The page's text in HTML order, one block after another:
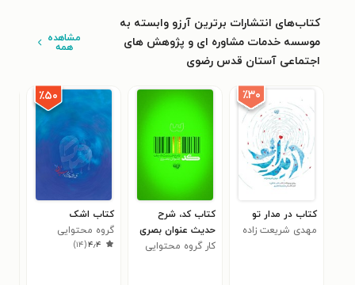
کتاب‌های انتشارات برترین آرزو وابسته به
موسسه خدمات مشاوره ای و پژوهش های
اجتماعی آستان قدس رضوی
مشاهده
همه
٪۳۰
کتاب در مدار تو
مهدی شریعت زاده
کتاب کد، شرح
حدیث عنوان بصری
کار گروه محتوایی
٪۵۰
کتاب اشک
گروه محتوایی
موسسه جوانان
۴٫۴(۱۴)